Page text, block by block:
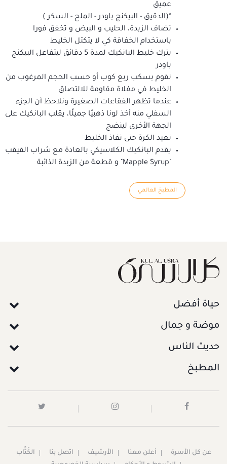
عميق
*(الدقيق - البيكنج باودر - الملح - السكر )
تضاف الزبدة، الحليب و البيض و تخفق فورا
باستخدام الخفاقة كي لا يتكتل الخليط
يترك خليط البانكيك لمدة 5 دقائق ليتفاعل البيكنج
باودر
نقوم بسكب ربع كوب أو حسب الحجم المرغوب من
الخليط في مفلاة مقاومة للالتصاق
عندما تظهر الفقاعات الصغيرة ونلاحظ أن الجزء
السفلي منه أخذ لونا ذهبيًا جميلًا، يقلب البانكيك على
الجهة الأخرى لينضج
نعيد الكرة حتى نفاذ الخليط
يقدم البانكيك الكلاسيكي بالعادة مع شراب القيقب
المطبخ العالمي
حياة أفضل
موضة و جمال
حديث الناس
المطبخ
عن كل الأسرة أعلن معنا الأرشيف اتصل بنا
الكُتَّاب